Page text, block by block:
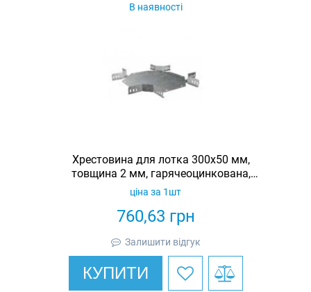
В наявності
Хрестовина для лотка 300х50 мм,
товщина 2 мм, гарячеоцинкована,
Eurotray
760,63 грн
ціна за 1шт
Залишити відгук
КУПИТИ